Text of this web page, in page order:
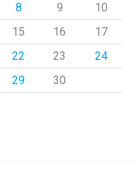
8 9
10
15 16
17
22 23
24
29 30